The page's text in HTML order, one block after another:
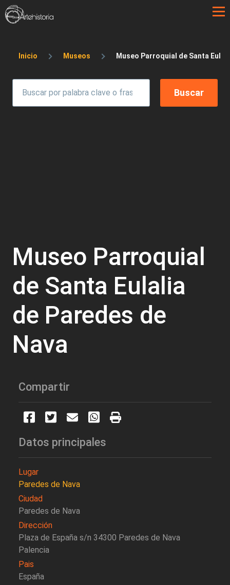
Pasar al contenido principal
Sobrescribir enlaces de ayuda a la
Inicio Museos Museo Parroquial de Santa
Museo Parroquial
de Santa Eulalia
de Paredes de
Nava
Compartir
Datos principales
Lugar
Paredes de Nava
Ciudad
Paredes de Nava
Dirección
Plaza de España s/n 34300 Paredes de Nava
Palencia
Pais
España